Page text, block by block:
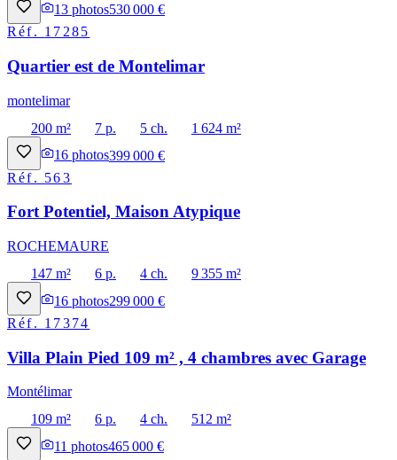
13 photos530 000 €
Réf. 17285
Quartier est de Montelimar
montelimar
200 m²
7 p. 5 ch.
1 624 m²
16 photos399 000 €
Réf. 563
Fort Potentiel, Maison Atypique
ROCHEMAURE
147 m²
6 p. 4 ch.
9 355 m²
16 photos299 000 €
Réf. 17374
Villa Plain Pied 109 m² , 4 chambres avec Garage
Montélimar
109 m²
6 p. 4 ch.
512 m²
11 photos465 000 €